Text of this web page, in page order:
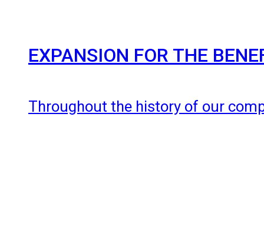
EXPANSION FOR THE
Throughout the history of our